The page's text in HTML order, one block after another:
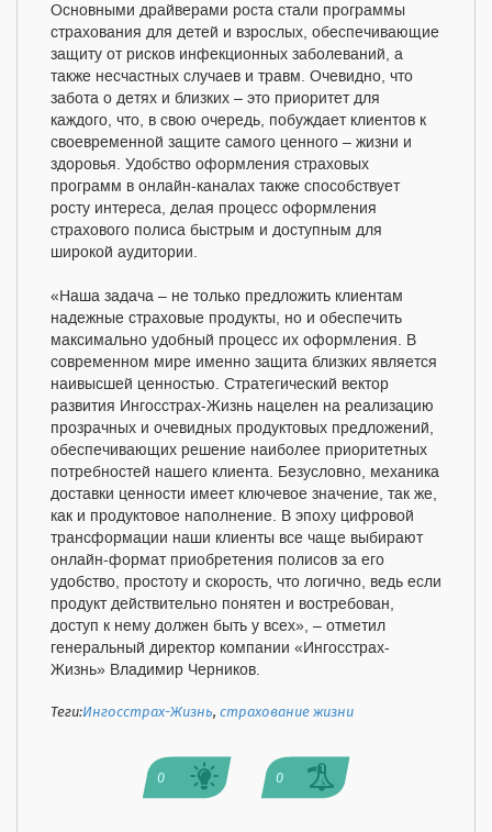
Основными драйверами роста стали программы
страхования для детей и взрослых, обеспечивающие
защиту от рисков инфекционных заболеваний, а
также несчастных случаев и травм. Очевидно, что
забота о детях и близких – это приоритет для
каждого, что, в свою очередь, побуждает клиентов к
своевременной защите самого ценного – жизни и
здоровья. Удобство оформления страховых
программ в онлайн-каналах также способствует
росту интереса, делая процесс оформления
страхового полиса быстрым и доступным для
широкой аудитории.
«Наша задача – не только предложить клиентам
надежные страховые продукты, но и обеспечить
максимально удобный процесс их оформления. В
современном мире именно защита близких является
наивысшей ценностью. Стратегический вектор
развития Ингосстрах-Жизнь нацелен на реализацию
прозрачных и очевидных продуктовых предложений,
обеспечивающих решение наиболее приоритетных
потребностей нашего клиента. Безусловно, механика
доставки ценности имеет ключевое значение, так же,
как и продуктовое наполнение. В эпоху цифровой
трансформации наши клиенты все чаще выбирают
онлайн-формат приобретения полисов за его
удобство, простоту и скорость, что логично, ведь если
продукт действительно понятен и востребован,
доступ к нему должен быть у всех», – отметил
генеральный директор компании «Ингосстрах-
Жизнь» Владимир Черников.
Теги:Ингосстрах-Жизнь,страхование жизни
0 0